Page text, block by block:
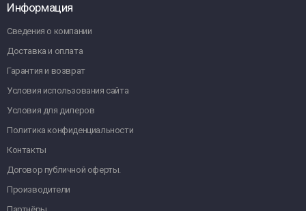
Информация
Сведения о компании
Доставка и оплата
Гарантия и возврат
Условия использования сайта
Условия для дилеров
Политика конфиденциальности
Контакты
Договор публичной оферты.
Производители